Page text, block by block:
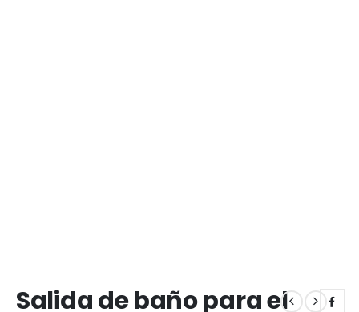
Salida de baño para el